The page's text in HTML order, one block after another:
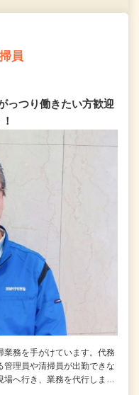
員
っつり働きたい方歓迎
業務を手がけています。代務
管理員や清掃員が出勤できな
場へ行き、業務を代行しま…